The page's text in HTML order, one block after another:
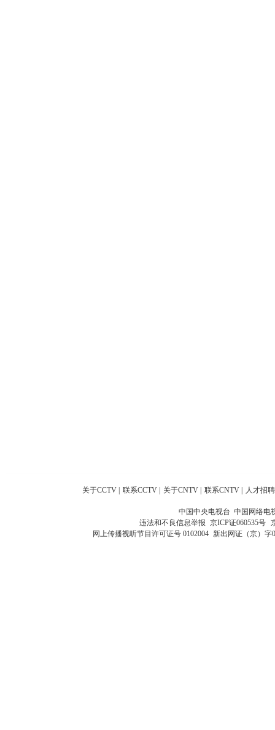
关于CCTV 联系CCTV 关于CNTV 联系CNTV 人才招聘
中国中央电视台 中国网络电
违法和不良信息举报 京ICP证060535号
网上传播视听节目许可证号 0102004 新出网证（京）